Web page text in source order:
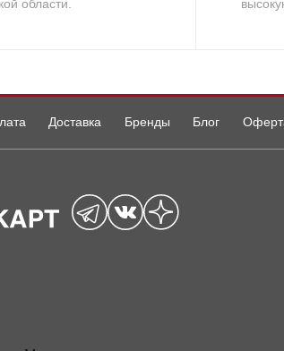
области.
Доставка Бренды Блог